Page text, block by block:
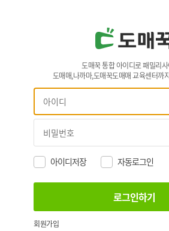
도매꾹 통합 아이디로 패밀리
도매매,나까마,도매꾹도매매 교육센터까
아이디저장 자동로그인
회원가입